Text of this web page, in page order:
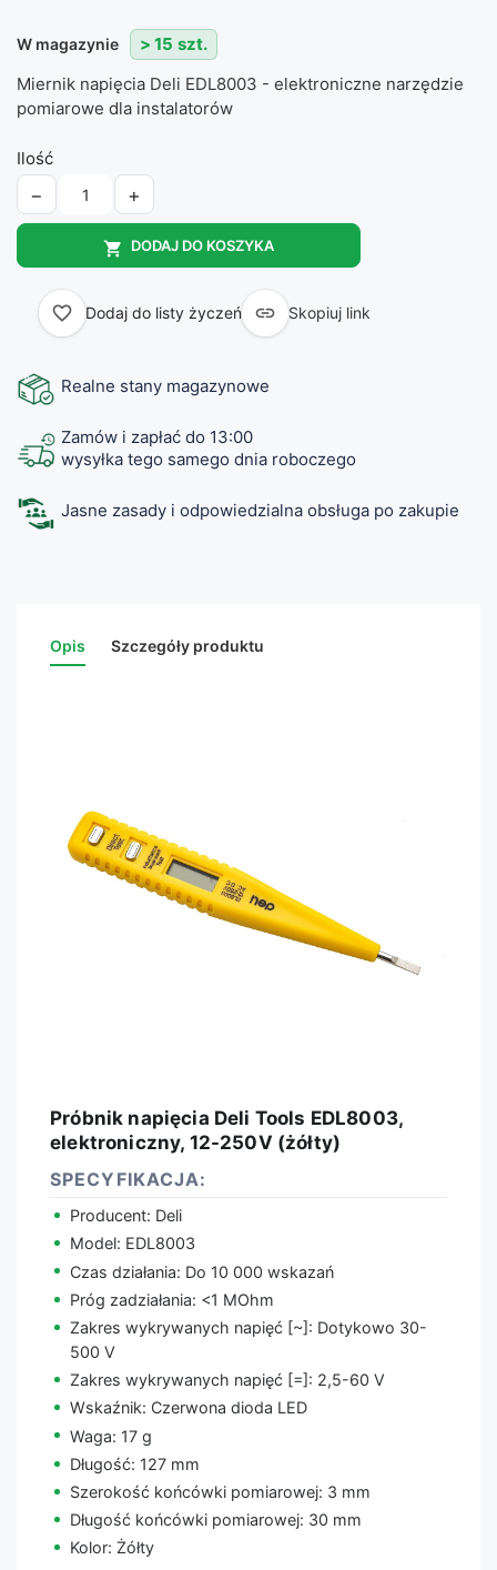
W magazynie
> 15 szt.
Miernik napięcia Deli EDL8003 - elektroniczne narzędzie
pomiarowe dla instalatorów
Ilość
− +
 DODAJ DO KOSZYKA
favorite_border Dodaj do listy życzeń  Skopiuj link
Realne stany magazynowe
Zamów i zapłać do 13:00
wysyłka tego samego dnia roboczego
Jasne zasady i odpowiedzialna obsługa po zakupie
Opis Szczegóły produktu
Próbnik napięcia Deli Tools EDL8003,
elektroniczny, 12-250V (żółty)
SPECYFIKACJA:
Producent: Deli
Model: EDL8003
Czas działania: Do 10 000 wskazań
Próg zadziałania: <1 MOhm
Zakres wykrywanych napięć [~]: Dotykowo 30-
500 V
Zakres wykrywanych napięć [=]: 2,5-60 V
Wskaźnik: Czerwona dioda LED
Waga: 17 g
Długość: 127 mm
Szerokość końcówki pomiarowej: 3 mm
Długość końcówki pomiarowej: 30 mm
Kolor: Żółty